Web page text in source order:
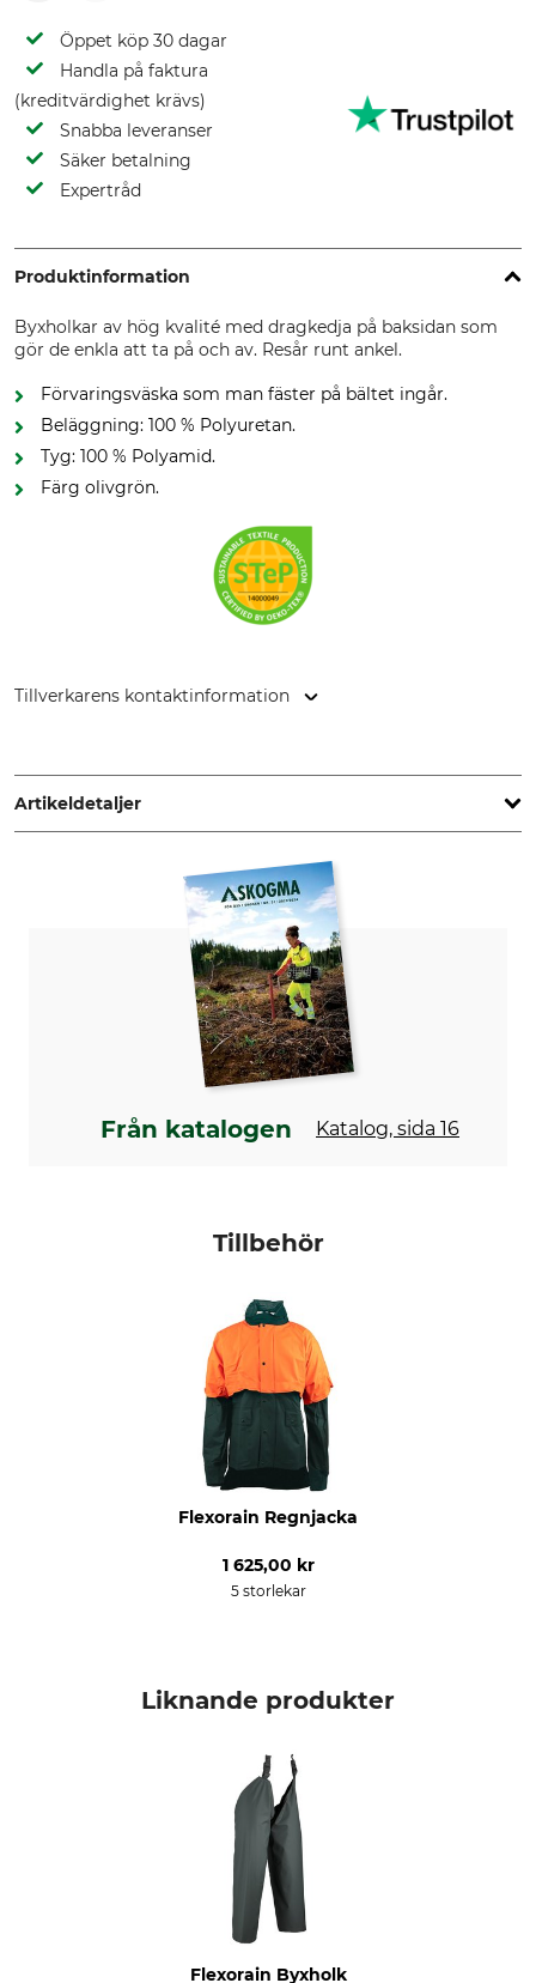
Öppet köp 30 dagar
Handla på faktura
(kreditvärdighet krävs)
Snabba leveranser
Säker betalning
Expertråd
Produktinformation
Byxholkar av hög kvalité med dragkedja på baksidan som
gör de enkla att ta på och av. Resår runt ankel.
Förvaringsväska som man fäster på bältet ingår.
Beläggning: 100 % Polyuretan.
Tyg: 100 % Polyamid.
Färg olivgrön.
Tillverkarens kontaktinformation
www.sioenapparel.com
Artikeldetaljer
Produkttyp
Benskydd
Beläggning
100% Polyuretan
Blekning
Får inte blekas
Får inte torkas i torktumlare
Strykning
Arbeten i reviret
Egenskaper
lågt ljud
Årstid
hela året
Vattentäthet
vattentät
Färg
olivgrön
Från katalogen Katalog, sida 16
Tillbehör
Flexorain Regnjacka
1 625,00 kr
5 storlekar
Liknande produkter
Flexorain Byxholk